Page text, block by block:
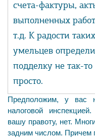
счета-фактуры,
выполненных
т.д. К радости таких
умельцев
подделку не так-то
просто.
Предположим, у вас
налоговой
вашу правоту, нет.
задним числом. Причем